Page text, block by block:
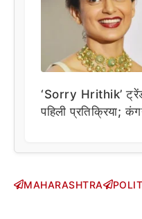
‘Sorry Hrithik’
पहिली प्रतिक्रिया;
MAHARASHTRA